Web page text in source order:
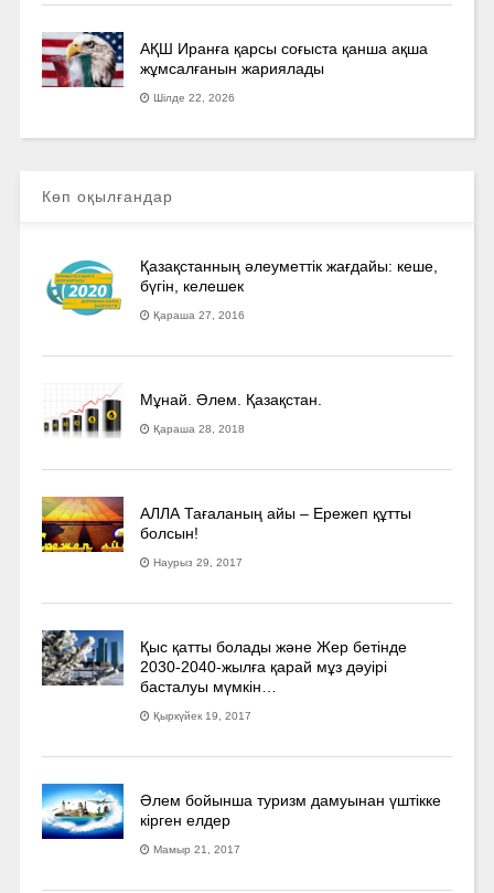
АҚШ Иранға қарсы соғыста қанша ақша
жұмсалғанын жариялады
Шілде 22, 2026
Көп оқылғандар
Қазақстанның әлеуметтік жағдайы: кеше,
бүгін, келешек
Қараша 27, 2016
Мұнай. Әлем. Қазақстан.
Қараша 28, 2018
АЛЛА Тағаланың айы – Ережеп құтты
болсын!
Наурыз 29, 2017
Қыс қатты болады және Жер бетінде
2030-2040­-жылға қарай мұз дәуірі
басталуы мүмкін…
Қыркүйек 19, 2017
Әлем бойынша туризм дамуынан үштікке
кірген елдер
Мамыр 21, 2017